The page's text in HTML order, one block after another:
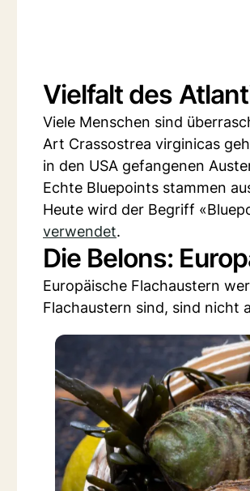
Vielfalt des
Viele Menschen sind
Art Crassostrea virginicas
in den USA gefangenen
Echte Bluepoints stammen
Heute wird der Begriff
verwendet.
Die Belons:
Europäische Flachaustern
Flachaustern sind, sind nicht